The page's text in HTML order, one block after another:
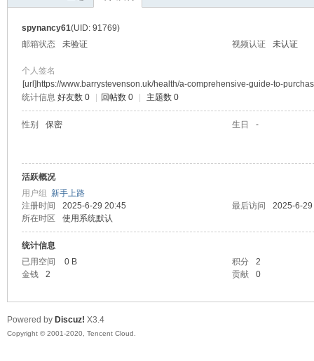
spynancy61(UID: 91769)
邮箱状态
未验证 视频认证 未认证
个人签名
[url]https://www.barrystevenson.uk/health/a-comprehensive-guide-to-
统计信息 好友数 0 回帖数 0 主题数 0
性别 保密 生日 -
活跃概况
用户组 新手上路
注册时间
2025-6-29 20:45 最后访问
2025-6-
所在时区
使用系统默认
统计信息
已用空间
0 B 积分
2
金钱
2 贡献 0
Powered by Discuz! X3.4
Copyright © 2001-2020, Tencent Cloud.